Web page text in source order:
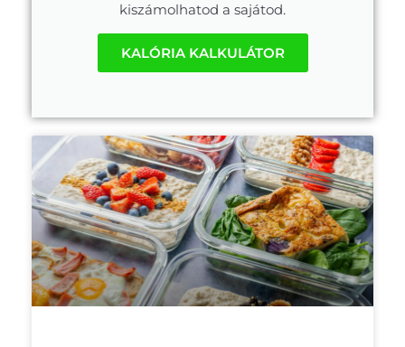
kiszámolhatod a sajátod.
KALÓRIA KALKULÁTOR